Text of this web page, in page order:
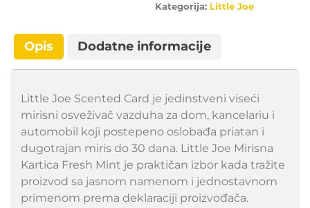
Kategorija: Little Joe
Opis Dodatne informacije
Little Joe Scented Card je jedinstveni viseći
mirisni osveživač vazduha za dom, kancelariu i
automobil koji postepeno oslobađa priatan i
dugotrajan miris do 30 dana. Little Joe Mirisna
Kartica Fresh Mint je praktičan izbor kada tražite
proizvod sa jasnom namenom i jednostavnom
primenom prema deklaraciji proizvođača.